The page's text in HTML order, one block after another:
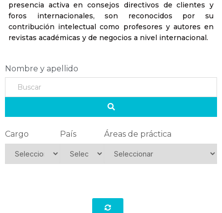
presencia activa en consejos directivos de clientes y
foros internacionales, son reconocidos por su
contribución intelectual como profesores y autores en
revistas académicas y de negocios a nivel internacional.
Nombre y apellido
Cargo País Áreas de práctica